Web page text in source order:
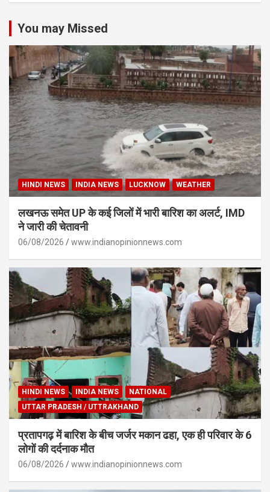
You may Missed
HINDI NEWS INDIA NEWS LUCKNOW WEATHER
लखनऊ समेत UP के कई जिलों में भारी बारिश का अलर्ट, IMD
ने जारी की चेतावनी
06/08/2026 www.indianopinionnews.com
HINDI NEWS INDIA NEWS
NATIONAL
UTTAR PRADESH / UTTRAKHAND
प्रतापगढ़ में बारिश के बीच जर्जर मकान ढहा, एक ही परिवार के 6
लोगों की दर्दनाक मौत
06/08/2026 www.indianopinionnews.com